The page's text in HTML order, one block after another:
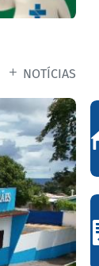
NOTÍCIAS